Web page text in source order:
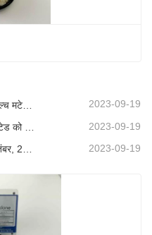
2023-09-19
2023-09-19
हार्मनी केमिकल लिमिटेड ने 16 से 18 सितंबर, 2019 तक शंघाई, चीन में आयोजित आईसीआईएफ चीन 2019 में भाग लिया। 2023-09-19